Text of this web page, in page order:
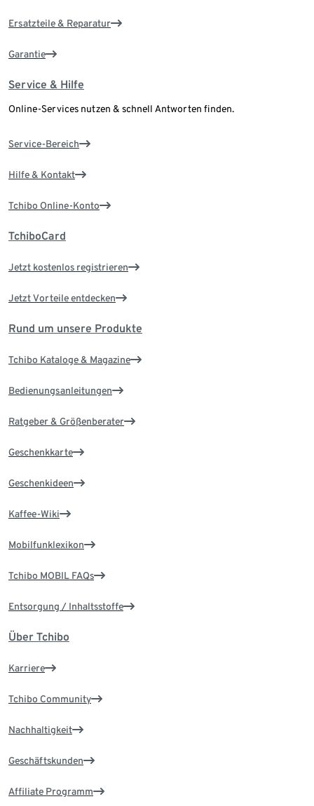
Ersatzteile & Reparatur
Garantie
Service & Hilfe
Online-Services nutzen & schnell Antworten finden.
Service-Bereich
Hilfe & Kontakt
Tchibo Online-Konto
TchiboCard
Jetzt kostenlos registrieren
Jetzt Vorteile entdecken
Rund um unsere Produkte
Tchibo Kataloge & Magazine
Bedienungsanleitungen
Ratgeber & Größenberater
Geschenkkarte
Geschenkideen
Kaffee-Wiki
Mobilfunklexikon
Tchibo MOBIL FAQs
Entsorgung / Inhaltsstoffe
Über Tchibo
Karriere
Tchibo Community
Nachhaltigkeit
Geschäftskunden
Affiliate Programm